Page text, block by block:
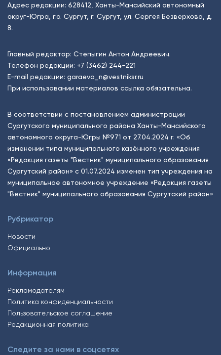
Адрес редакции: 628412, Ханты-Мансийский автономный
округ-Югра, г.о. Сургут, г. Сургут, ул. Сергея Безверхова, д.
8.
Главный редактор: Степыгин Антон Андреевич.
Телефон редакции: +7 (3462) 244-221
E-mail редакции: garaeva_n@vestniksr.ru
При использовании материалов ссылка обязательна.
В соответствии с постановлением администрации
Сургутского муниципального района Ханты-Мансийского
автономного округа-Югры №971 от 27.04.2024 г. «Об
изменении типа муниципального казённого учреждения
«Редакция газеты "Вестник" муниципального образования
Сургутский район» с 01.07.2024 изменен тип учреждения на
муниципальное автономное учреждение «Редакция газеты
"Вестник" муниципального образования Сургутский район»
Рубрикатор
Новости
Официально
Информация
Рекламодателям
Политика конфиденциальности
Пользовательское соглашение
Редакционная политика
Следите за нами в соцсетях